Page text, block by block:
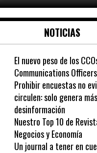
NOTICIAS
El nuevo peso de los
Communications
Prohibir encuestas no
circulen: solo genera más
desinformación
Nuestro Top 10 de
Negocios y Economía
Un journal a tener en